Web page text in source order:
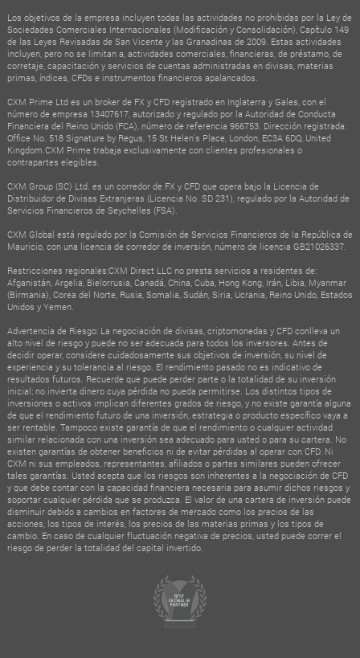
Los objetivos de la empresa incluyen todas las actividades no prohibidas por la Ley de
Sociedades Comerciales Internacionales (Modificación y Consolidación), Capítulo 149
de las Leyes Revisadas de San Vicente y las Granadinas de 2009. Estas actividades
incluyen, pero no se limitan a, actividades comerciales, financieras, de préstamo, de
corretaje, capacitación y servicios de cuentas administradas en divisas, materias
primas, índices, CFDs e instrumentos financieros apalancados.
CXM Prime Ltd es un broker de FX y CFD registrado en Inglaterra y Gales, con el
número de empresa 13407617, autorizado y regulado por la Autoridad de Conducta
Financiera del Reino Unido (FCA), número de referencia 966753. Dirección registrada:
Office No. 518 Signature by Regus, 15 St Helen's Place, London, EC3A 6DQ, United
Kingdom.CXM Prime trabaja exclusivamente con clientes profesionales o
contrapartes elegibles.
CXM Group (SC) Ltd. es un corredor de FX y CFD que opera bajo la Licencia de
Distribuidor de Divisas Extranjeras (Licencia No. SD 231), regulado por la Autoridad de
Servicios Financieros de Seychelles (FSA).
CXM Global está regulado por la Comisión de Servicios Financieros de la República de
Mauricio, con una licencia de corredor de inversión, número de licencia GB21026337.
Restricciones regionales:CXM Direct LLC no presta servicios a residentes de:
Afganistán, Argelia, Bielorrusia, Canadá, China, Cuba, Hong Kong, Irán, Libia, Myanmar
(Birmania), Corea del Norte, Rusia, Somalia, Sudán, Siria, Ucrania, Reino Unido, Estados
Unidos y Yemen.
Advertencia de Riesgo: La negociación de divisas, criptomonedas y CFD conlleva un
alto nivel de riesgo y puede no ser adecuada para todos los inversores. Antes de
decidir operar, considere cuidadosamente sus objetivos de inversión, su nivel de
experiencia y su tolerancia al riesgo. El rendimiento pasado no es indicativo de
resultados futuros. Recuerde que puede perder parte o la totalidad de su inversión
inicial; no invierta dinero cuya pérdida no pueda permitirse. Los distintos tipos de
inversiones o activos implican diferentes grados de riesgo, y no existe garantía alguna
de que el rendimiento futuro de una inversión, estrategia o producto específico vaya a
ser rentable. Tampoco existe garantía de que el rendimiento o cualquier actividad
similar relacionada con una inversión sea adecuado para usted o para su cartera. No
existen garantías de obtener beneficios ni de evitar pérdidas al operar con CFD. Ni
CXM ni sus empleados, representantes, afiliados o partes similares pueden ofrecer
tales garantías. Usted acepta que los riesgos son inherentes a la negociación de CFD
y que debe contar con la capacidad financiera necesaria para asumir dichos riesgos y
soportar cualquier pérdida que se produzca. El valor de una cartera de inversión puede
disminuir debido a cambios en factores de mercado como los precios de las
acciones, los tipos de interés, los precios de las materias primas y los tipos de
cambio. En caso de cualquier fluctuación negativa de precios, usted puede correr el
riesgo de perder la totalidad del capital invertido.